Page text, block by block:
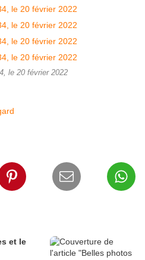
le 20 février 2022
et le